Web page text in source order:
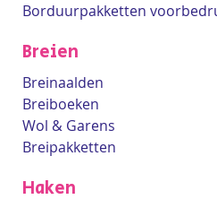
Borduurpakketten
Breien
Breinaalden
Breiboeken
Wol & Garens
Breipakketten
Haken